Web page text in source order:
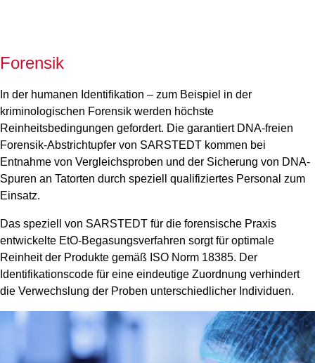
Forensik
In der humanen Identifikation – zum Beispiel in der
kriminologischen Forensik werden höchste
Reinheitsbedingungen gefordert. Die garantiert DNA-freien
Forensik-Abstrichtupfer von SARSTEDT kommen bei
Entnahme von Vergleichsproben und der Sicherung von DNA-
Spuren an Tatorten durch speziell qualifiziertes Personal zum
Einsatz.
Das speziell von SARSTEDT für die forensische Praxis
entwickelte EtO-Begasungsverfahren sorgt für optimale
Reinheit der Produkte gemäß ISO Norm 18385. Der
Identifikationscode für eine eindeutige Zuordnung verhindert
die Verwechslung der Proben unterschiedlicher Individuen.